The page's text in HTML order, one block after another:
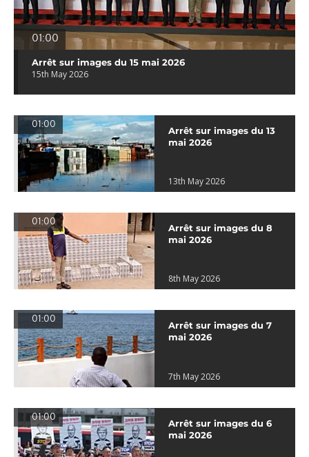
01:00
Arrêt sur images du 15 mai 2026
15th May 2026
01:00
Arrêt sur images du 13
mai 2026
13th May 2026
01:00
Arrêt sur images du 8
mai 2026
8th May 2026
01:00
Arrêt sur images du 7
mai 2026
7th May 2026
01:00
Arrêt sur images du 6
mai 2026